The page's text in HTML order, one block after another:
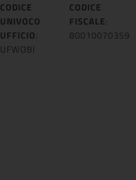
:
CODICE
UNIVOCO
UFFICIO:
UFWOBI
CODICE
FISCALE:
80010070359